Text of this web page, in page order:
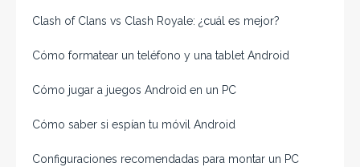
Clash of Clans vs Clash Royale: ¿cuál es mejor?
Cómo formatear un teléfono y una tablet Android
Cómo jugar a juegos Android en un PC
Cómo saber si espían tu móvil Android
Configuraciones recomendadas para montar un PC